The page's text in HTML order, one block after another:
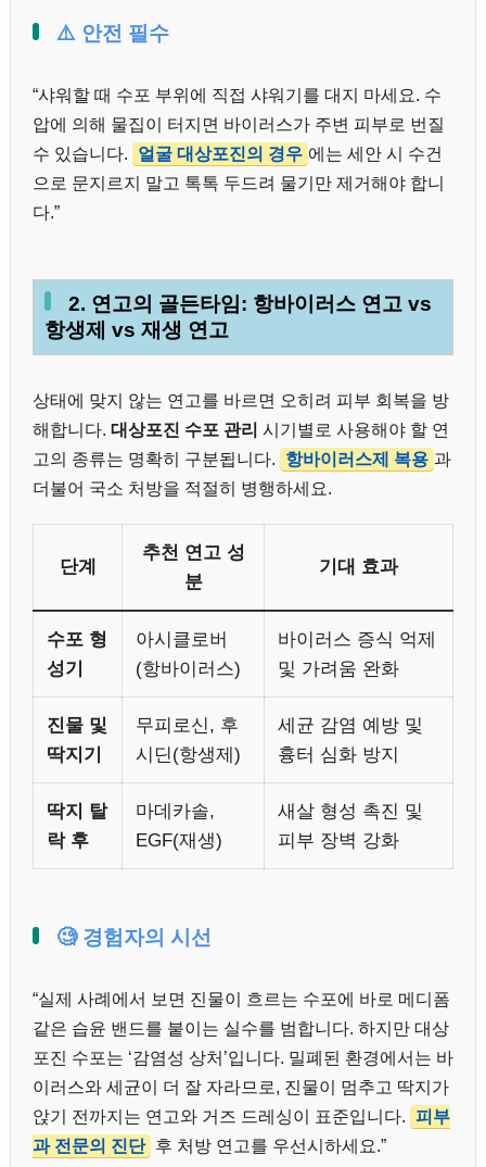
⚠️ 안전 필수
“샤워할 때 수포 부위에 직접 샤워기를 대지 마세요. 수
압에 의해 물집이 터지면 바이러스가 주변 피부로 번질
수 있습니다.
얼굴 대상포진의 경우 에는 세안 시 수건
으로 문지르지 말고 톡톡 두드려 물기만 제거해야 합니
다.”
2. 연고의 골든타임: 항바이러스 연고 vs
항생제 vs 재생 연고
상태에 맞지 않는 연고를 바르면 오히려 피부 회복을 방
해합니다. 대상포진 수포 관리 시기별로 사용해야 할 연
고의 종류는 명확히 구분됩니다.
항바이러스제 복용 과
더불어 국소 처방을 적절히 병행하세요.
단계
추천 연고 성
분
기대 효과
수포 형
성기
아시클로버
(항바이러스)
바이러스 증식 억제
및 가려움 완화
진물 및
딱지기
무피로신, 후
시딘(항생제)
세균 감염 예방 및
흉터 심화 방지
딱지 탈
락 후
마데카솔,
EGF(재생)
새살 형성 촉진 및
피부 장벽 강화
🧐 경험자의 시선
“실제 사례에서 보면 진물이 흐르는 수포에 바로 메디폼
같은 습윤 밴드를 붙이는 실수를 범합니다. 하지만 대상
포진 수포는 ‘감염성 상처’입니다. 밀폐된 환경에서는 바
이러스와 세균이 더 잘 자라므로, 진물이 멈추고 딱지가
앉기 전까지는 연고와 거즈 드레싱이 표준입니다. 피부
과 전문의 진단 후 처방 연고를 우선시하세요.”